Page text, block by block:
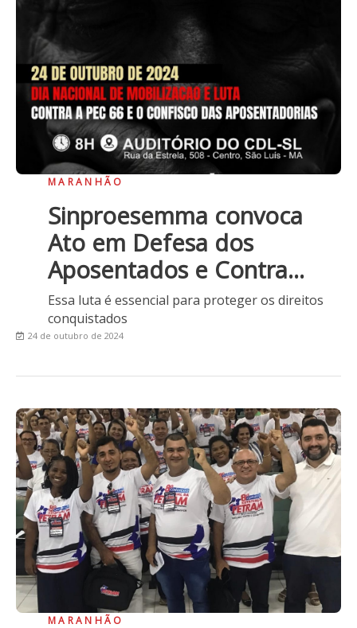
MARANHÃO
Sinproesemma convoca
Ato em Defesa dos
Aposentados e Contra...
Essa luta é essencial para proteger os direitos
conquistados
24 de outubro de 2024
MARANHÃO